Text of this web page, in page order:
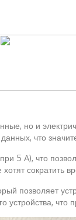
но и
что
5 А), что
сократить
позволяет
что